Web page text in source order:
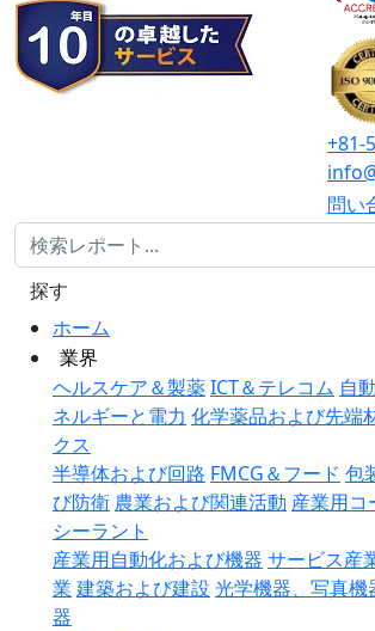
+81-
問い
ホーム
業界
ヘルスケア＆製薬ICT＆テレコム 自
ネルギーと電力 化学薬品および先端
クス
半導体および回路 FMCG＆フード 包
び防衛 農業および関連活動 産業用コ
シーラント
産業用自動化および機器 サービス産
業 建築および建設 光学機器、写真
器
探す